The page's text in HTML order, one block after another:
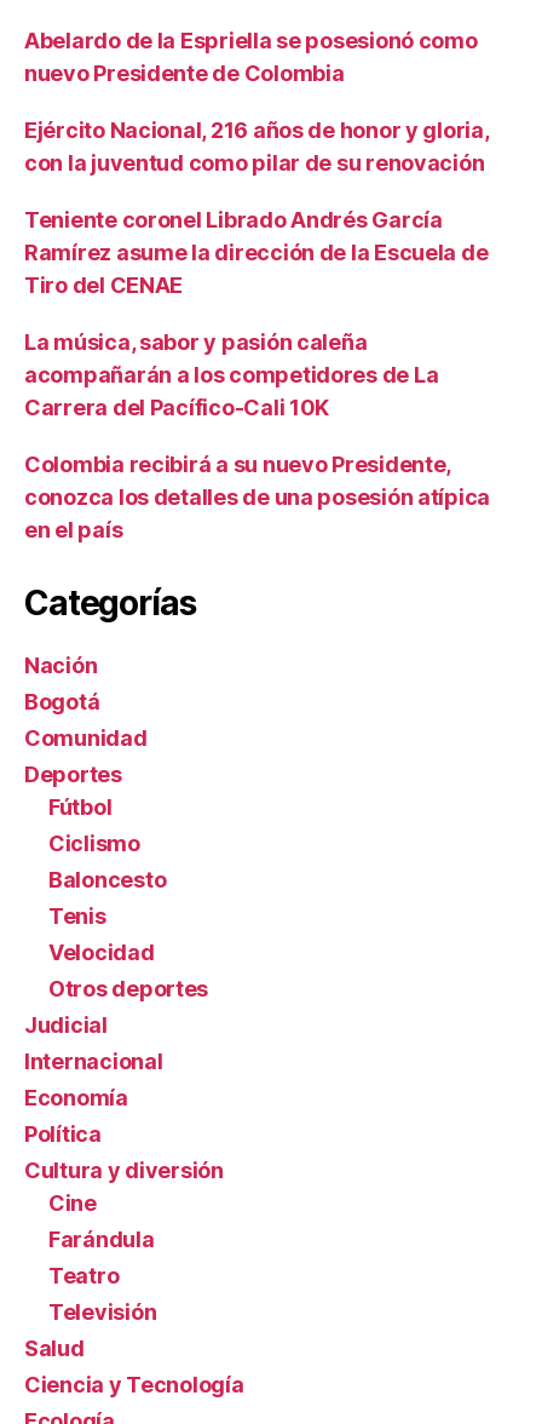
Abelardo de la Espriella se posesionó como
nuevo Presidente de Colombia
Ejército Nacional, 216 años de honor y gloria,
con la juventud como pilar de su renovación
Teniente coronel Librado Andrés García
Ramírez asume la dirección de la Escuela de
Tiro del CENAE
La música, sabor y pasión caleña
acompañarán a los competidores de La
Carrera del Pacífico-Cali 10K
Colombia recibirá a su nuevo Presidente,
conozca los detalles de una posesión atípica
en el país
Categorías
Nación
Bogotá
Comunidad
Deportes
Fútbol
Ciclismo
Baloncesto
Tenis
Velocidad
Otros deportes
Judicial
Internacional
Economía
Política
Cultura y diversión
Cine
Farándula
Teatro
Televisión
Salud
Ciencia y Tecnología